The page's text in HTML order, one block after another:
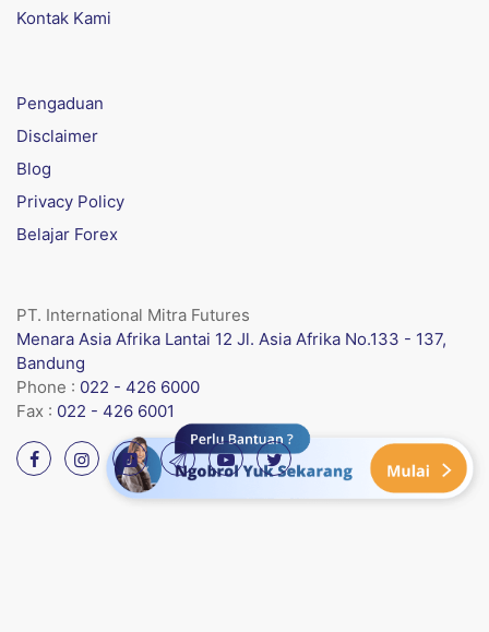
Kontak Kami
Pengaduan
Disclaimer
Blog
Privacy Policy
Belajar Forex
PT. International Mitra Futures
Menara Asia Afrika Lantai 12 Jl. Asia Afrika No.133 - 137,
Bandung
Phone : 022 - 426 6000
Fax : 022 - 426 6001